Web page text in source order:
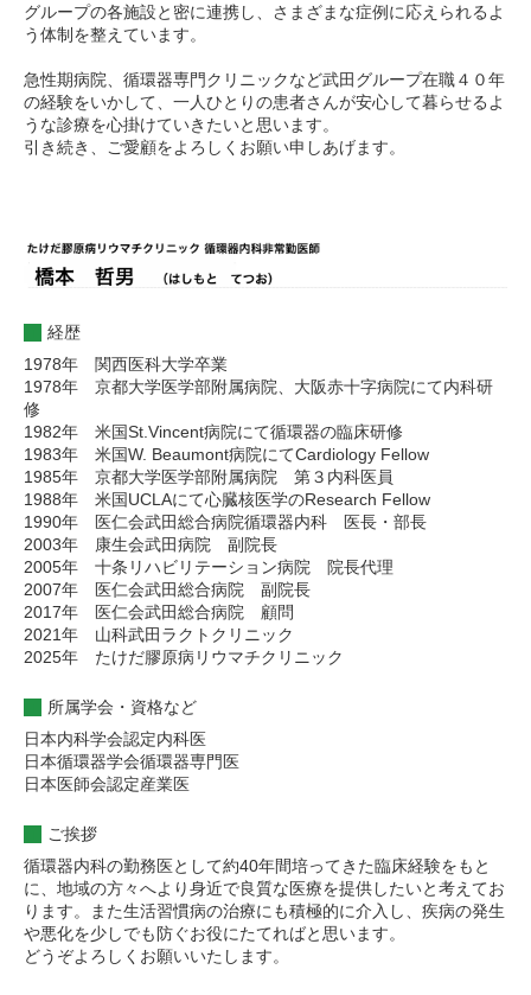
グループの各施設と密に連携し、さまざまな症例に応えられるよ
う体制を整えています。
急性期病院、循環器専門クリニックなど武田グループ在職４０年
の経験をいかして、一人ひとりの患者さんが安心して暮らせるよ
うな診療を心掛けていきたいと思います。
引き続き、ご愛顧をよろしくお願い申しあげます。
経歴
1978年 関西医科大学卒業
1978年 京都大学医学部附属病院、大阪赤十字病院にて内科研
修
1982年 米国St.Vincent病院にて循環器の臨床研修
1983年 米国W. Beaumont病院にてCardiology Fellow
1985年 京都大学医学部附属病院 第３内科医員
1988年 米国UCLAにて心臓核医学のResearch Fellow
1990年 医仁会武田総合病院循環器内科 医長・部長
2003年 康生会武田病院 副院長
2005年 十条リハビリテーション病院 院長代理
2007年 医仁会武田総合病院 副院長
2017年 医仁会武田総合病院 顧問
2021年 山科武田ラクトクリニック
2025年 たけだ膠原病リウマチクリニック
所属学会・資格など
日本内科学会認定内科医
日本循環器学会循環器専門医
日本医師会認定産業医
ご挨拶
循環器内科の勤務医として約40年間培ってきた臨床経験をもと
に、地域の方々へより身近で良質な医療を提供したいと考えてお
ります。また生活習慣病の治療にも積極的に介入し、疾病の発生
や悪化を少しでも防ぐお役にたてればと思います。
どうぞよろしくお願いいたします。